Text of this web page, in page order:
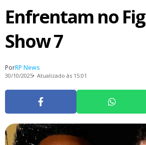
Enfrentam no
Show 7
PorRP News
30/10/2025 Atualizado às 15:01